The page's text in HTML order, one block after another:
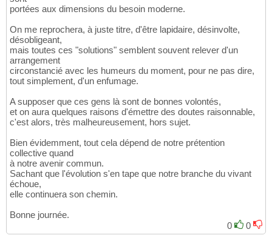
portées aux dimensions du besoin moderne.
On me reprochera, à juste titre, d'être lapidaire, désinvolte,
désobligeant,
mais toutes ces "solutions" semblent souvent relever d'un
arrangement
circonstancié avec les humeurs du moment, pour ne pas dire,
tout simplement, d'un enfumage.
A supposer que ces gens là sont de bonnes volontés,
et on aura quelques raisons d'émettre des doutes raisonnable,
c'est alors, très malheureusement, hors sujet.
Bien évidemment, tout cela dépend de notre prétention
collective quand
à notre avenir commun.
Sachant que l'évolution s'en tape que notre branche du vivant
échoue,
elle continuera son chemin.
Bonne journée.
0
0